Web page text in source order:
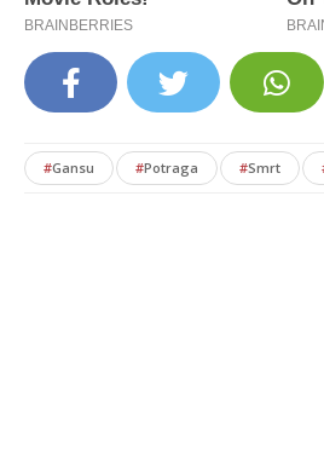
#Gansu #Potraga #Smrt